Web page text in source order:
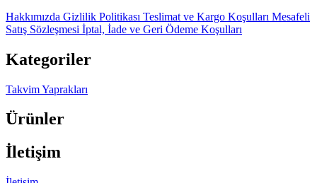
Hakkımızda Gizlilik Politikası Teslimat ve Kargo Koşulları Mesafeli
Satış Sözleşmesi İptal, İade ve Geri Ödeme Koşulları
Kategoriler
Takvim Yaprakları
Ürünler
İletişim